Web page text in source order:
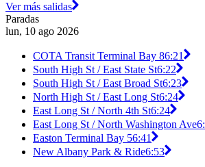
Ver más salidas
Paradas
lun, 10 ago 2026
COTA Transit Terminal Bay 86:21
South High St / East State St6:22
South High St / East Broad St6:23
North High St / East Long St6:24
East Long St / North 4th St6:24
East Long St / North Washington Ave
Easton Terminal Bay 56:41
New Albany Park & Ride6:53